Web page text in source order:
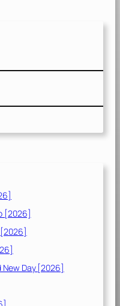
[2026]
[2026]
New Day [2026]